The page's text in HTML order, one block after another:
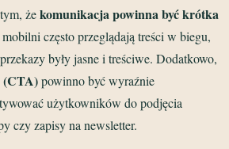
żekomunikacja powinna być krótka
często przeglądają treści w biegu,
były jasne i treściwe. Dodatkowo,
(CTA)powinno być wyraźnie
użytkowników do podjęcia
czy zapisy na newsletter.